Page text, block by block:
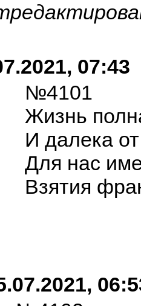
07:43
№4101
Жизнь
И далека
Для нас
Взятия